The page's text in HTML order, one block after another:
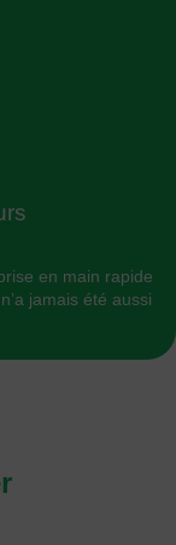
en main rapide
jamais été aussi